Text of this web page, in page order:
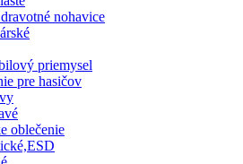
nohavice
priemysel
pre hasičov
oblečenie